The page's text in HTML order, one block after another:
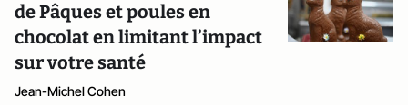
de Pâques et poules en
chocolat en limitant l’impact
sur votre santé
Jean-Michel Cohen